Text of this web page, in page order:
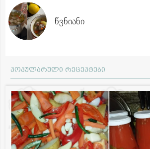
წვნიანი
პოპულარული რეცეპტები